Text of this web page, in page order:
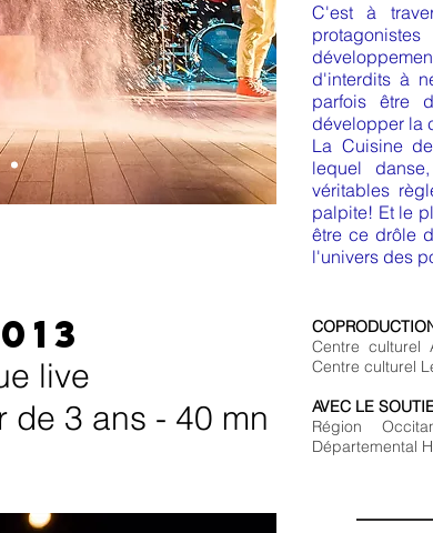
2016 -
ET MUSIQUE
de 5 ans -50 mn
C'est à
d'interdits à
parfois être
développer la
La Cuisine
lequel
véritables
palpite! Et le
être ce drôle
l'univers des
Centre
Centre culturel
AVEC LE
Région
Départemental
live
3 ans - 40 mn